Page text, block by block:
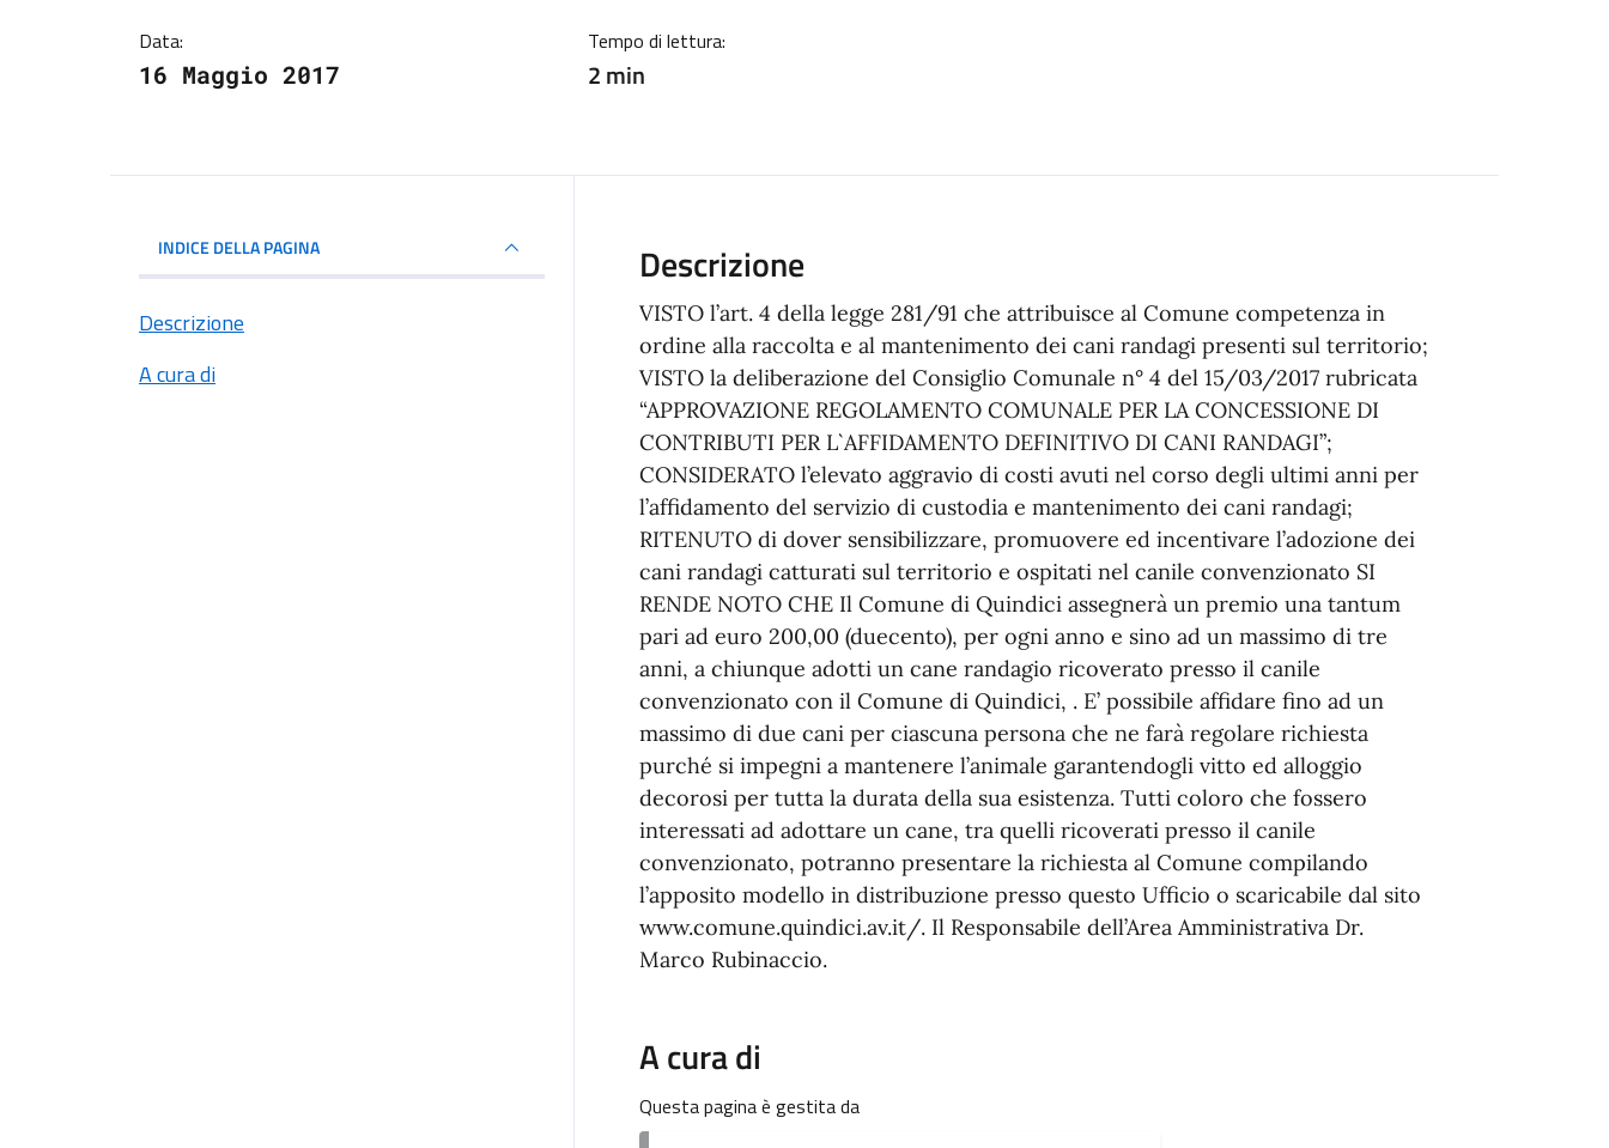
Data:
16 Maggio 2017
Tempo di lettura:
2 min
INDICE DELLA PAGINA
Descrizione
A cura di
Descrizione
VISTO l’art. 4 della legge 281/91 che attribuisce al Comune competenza in
ordine alla raccolta e al mantenimento dei cani randagi presenti sul territorio;
VISTO la deliberazione del Consiglio Comunale n° 4 del 15/03/2017 rubricata
“APPROVAZIONE REGOLAMENTO COMUNALE PER LA CONCESSIONE DI
CONTRIBUTI PER L`AFFIDAMENTO DEFINITIVO DI CANI RANDAGI”;
CONSIDERATO l’elevato aggravio di costi avuti nel corso degli ultimi anni per
l’affidamento del servizio di custodia e mantenimento dei cani randagi;
RITENUTO di dover sensibilizzare, promuovere ed incentivare l’adozione dei
cani randagi catturati sul territorio e ospitati nel canile convenzionato SI
RENDE NOTO CHE Il Comune di Quindici assegnerà un premio una tantum
pari ad euro 200,00 (duecento), per ogni anno e sino ad un massimo di tre
anni, a chiunque adotti un cane randagio ricoverato presso il canile
convenzionato con il Comune di Quindici, . E’ possibile affidare fino ad un
massimo di due cani per ciascuna persona che ne farà regolare richiesta
purché si impegni a mantenere l’animale garantendogli vitto ed alloggio
decorosi per tutta la durata della sua esistenza. Tutti coloro che fossero
interessati ad adottare un cane, tra quelli ricoverati presso il canile
convenzionato, potranno presentare la richiesta al Comune compilando
l’apposito modello in distribuzione presso questo Ufficio o scaricabile dal sito
www.comune.quindici.av.it/. Il Responsabile dell’Area Amministrativa Dr.
Marco Rubinaccio.
A cura di
Questa pagina è gestita da